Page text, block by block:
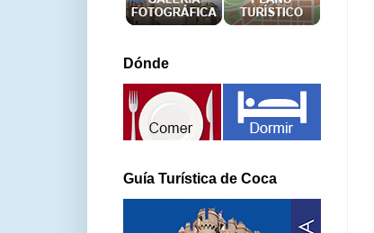
Dónde
Guía Turística de Coca